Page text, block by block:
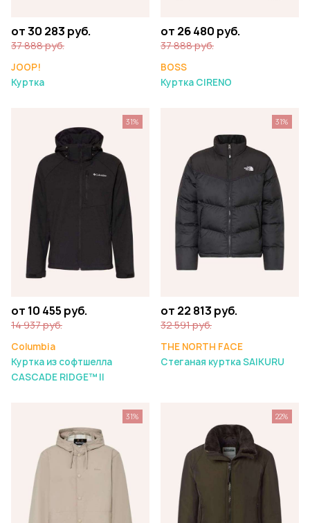
от 30 283 руб.
37 888 руб.
JOOP!
Куртка
от 26 480 руб.
37 888 руб.
BOSS
Куртка CIRENO
от 10 455 руб.
14 937 руб.
Columbia
Куртка из софтшелла
CASCADE RIDGE™ II
31%
от 22 813 руб.
32 591 руб.
THE NORTH FACE
Стеганая куртка SAIKURU
31%
31% 22%